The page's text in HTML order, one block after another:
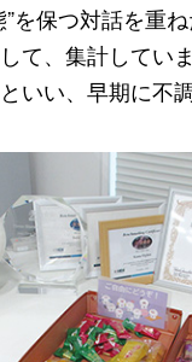
を保つ対話を重
て、集計してい
いい、早期に不